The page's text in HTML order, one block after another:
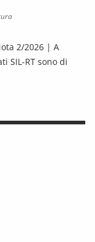
2/2026 | A
SIL-RT sono di
Ripresa selettiva e